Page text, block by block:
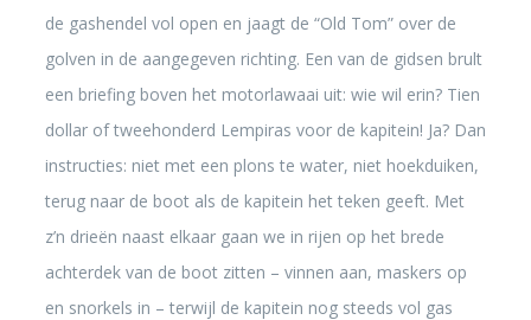
de gashendel vol open en jaagt de “Old Tom” over de
golven in de aangegeven richting. Een van de gidsen brult
een briefing boven het motorlawaai uit: wie wil erin? Tien
dollar of tweehonderd Lempiras voor de kapitein! Ja? Dan
instructies: niet met een plons te water, niet hoekduiken,
terug naar de boot als de kapitein het teken geeft. Met
z’n drieën naast elkaar gaan we in rijen op het brede
achterdek van de boot zitten – vinnen aan, maskers op
en snorkels in – terwijl de kapitein nog steeds vol gas